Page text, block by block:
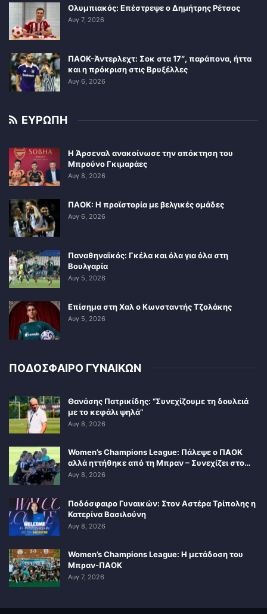
Ολυμπιακός: Επέστρεψε ο Δημήτρης Ρέτσος
Αυγ 7, 2026
ΠΑΟΚ-Άντερλεχτ: Σοκ στα 17″, παράπονα, ήττα
και η πρόκριση στις Βρυξέλλες
Αυγ 6, 2026
ΕΥΡΩΠΗ
Η Άρσεναλ ανακοίνωσε την απόκτηση του
Μπρούνο Γκιμαράες
Αυγ 8, 2026
ΠΑΟΚ: Η προϊστορία με βελγικές ομάδες
Αυγ 6, 2026
Παναθηναϊκός: Γκέλα και όλα για όλα στη
Βουλγαρία
Αυγ 5, 2026
Επίσημα στη Χαλ ο Κωνσταντής Τζολάκης
Αυγ 5, 2026
ΠΟΔΟΣΦΑΙΡΟ ΓΥΝΑΙΚΩΝ
Θανάσης Πατρικίδης: “Συνεχίζουμε τη δουλειά
με το κεφάλι ψηλά”
Αυγ 8, 2026
Women’s Champions League: Πάλεψε ο ΠΑΟΚ
αλλά ηττήθηκε από τη Μπραν – Συνεχίζει στο…
Αυγ 8, 2026
Ποδόσφαιρο Γυναικών: Στον Αστέρα Τρίπολης η
Κατερίνα Βασιλούνη
Αυγ 8, 2026
Women’s Champions League: Η μετάδοση του
Μπραν-ΠΑΟΚ
Αυγ 7, 2026